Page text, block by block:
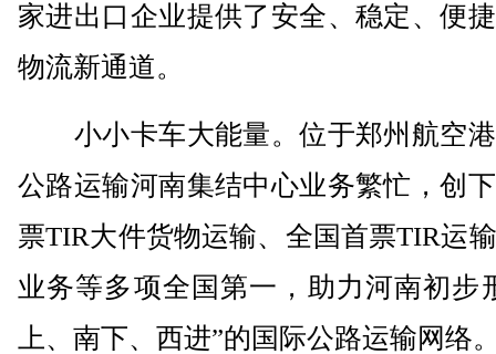
家进出口企业提供了安全、稳定、便
物流新通道。
小小卡车大能量。位于郑州航空
公路运输河南集结中心业务繁忙，创
票TIR大件货物运输、全国首票TIR运
业务等多项全国第一，助力河南初步
上、南下、西进”的国际公路运输网络